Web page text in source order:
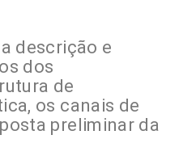
descrição e
dos
de
os canais de
preliminar da